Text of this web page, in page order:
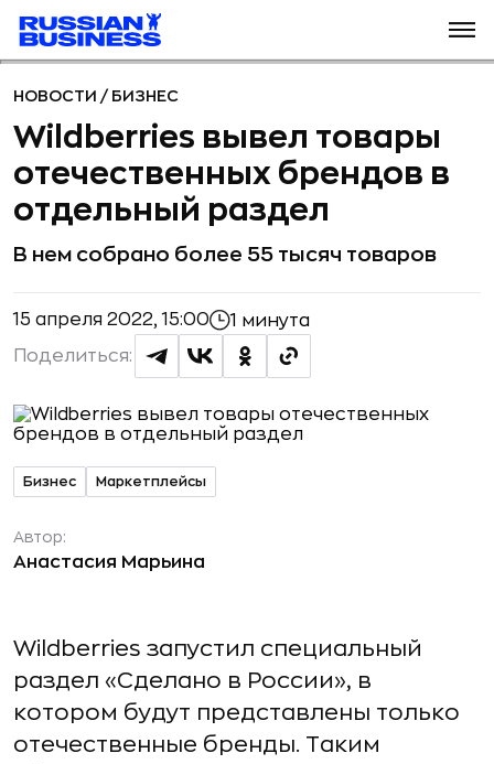
НОВОСТИ / БИЗНЕС
Wildberries вывел товары
отечественных брендов в
отдельный раздел
В нем собрано более 55 тысяч товаров
15 апреля 2022, 15:00 1 минута
Поделиться:
Бизнес Маркетплейсы
Автор:
Анастасия Марьина
Wildberries запустил специальный
раздел «Сделано в России», в
котором будут представлены только
отечественные бренды. Таким